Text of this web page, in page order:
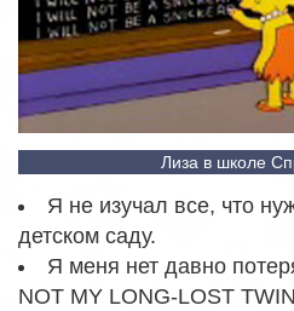
Лиза в школе
Я не изучал все, что
детском саду.
Я меня нет давно
NOT MY LONG-LOST